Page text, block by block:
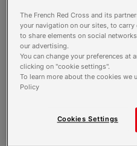
Pour finaliser votre
vous proposons de
visioconférences
Lundi 26 mai à
Jeudi 5 juin 2025 à
Je m'inscris pour
visioconférence
Au programme de
The French Red Cross and its
your navigation on our sites, to
to share elements on social
our advertising.
You can change your preferences at
clicking on "cookie settings".
To learn more about the cookies we
Policy
Cookies Settings